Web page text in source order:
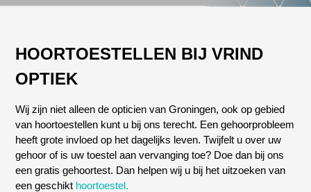
HOORTOESTELLEN BIJ VRIND
OPTIEK
Wij zijn niet alleen de opticien van Groningen, ook op gebied
van hoortoestellen kunt u bij ons terecht. Een gehoorprobleem
heeft grote invloed op het dagelijks leven. Twijfelt u over uw
gehoor of is uw toestel aan vervanging toe? Doe dan bij ons
een gratis gehoortest. Dan helpen wij u bij het uitzoeken van
een geschikt hoortoestel.